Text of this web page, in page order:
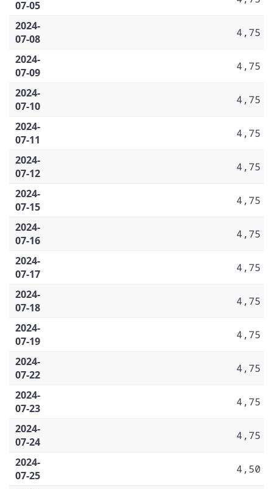
07-05
2024-
07-08
4,75
2024-
07-09
4,75
2024-
07-10
4,75
2024-
07-11
4,75
2024-
07-12
4,75
2024-
07-15
4,75
2024-
07-16
4,75
2024-
07-17
4,75
2024-
07-18
4,75
2024-
07-19
4,75
2024-
07-22
4,75
2024-
07-23
4,75
2024-
07-24
4,75
2024-
07-25
4,50